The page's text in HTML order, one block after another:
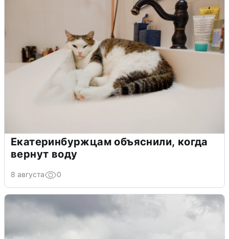
Екатеринбуржцам объяснили, когда
вернут воду
8 августа 0